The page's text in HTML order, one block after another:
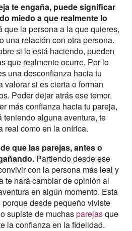
te engaña, puede significar
miedo a que realmente lo
que la persona a la que quieres,
una relación con otra persona.
si lo está haciendo, pueden
que realmente ocurre. Por lo
una desconfianza hacia tu
valorar si es cierta o forman
Poder dejar atrás ese temor,
más confianza hacia tu pareja,
alguna aventura, te
real como en la onírica.
que las parejas, antes o
Partiendo desde ese
con la persona más leal y
te hará cambiar de opinión al
en algún momento. Esta
desde pequeño viviste
supiste de muchasparejasque
la confianza en la fidelidad.